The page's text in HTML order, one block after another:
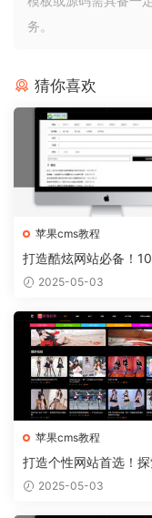
务。
猜你喜欢
苹果cms教程
打造酷炫网站必备！
门的苹果CMS模板推荐
2025-05-03
苹果cms教程
打造个性网站首选！探
苹果CMS模板趋势
2025-05-03